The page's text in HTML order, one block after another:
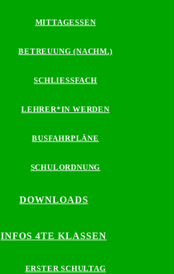
MITTAGESSEN
BETREUUNG (NACHM.)
SCHLIESSFACH
LEHRER*IN WERDEN
BUSFAHRPLÄNE
SCHULORDNUNG
DOWNLOADS
INFOS 4TE KLASSEN
ERSTER SCHULTAG